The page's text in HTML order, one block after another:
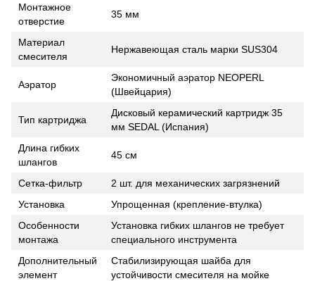
Монтажное
отверстие
35 мм
Материал
смесителя
Нержавеющая сталь марки SUS304
Аэратор
Экономичный аэратор NEOPERL
(Швейцария)
Тип картриджа
Дисковый керамический картридж 35
мм SEDAL (Испания)
Длина гибких
шлангов
45 см
Сетка-фильтр
2 шт. для механических загрязнений
Установка
Упрощенная (крепление-втулка)
Особенности
монтажа
Установка гибких шлангов не требует
специального инструмента
Дополнительный
элемент
Стабилизирующая шайба для
устойчивости смесителя на мойке